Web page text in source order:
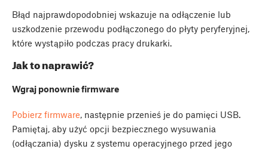
Błąd najprawdopodobniej wskazuje na odłączenie lub
uszkodzenie przewodu podłączonego do płyty peryferyjnej,
które wystąpiło podczas pracy drukarki.
Jak to naprawić?
Wgraj ponownie firmware
Pobierz firmware , następnie przenieś je do pamięci USB.
Pamiętaj, aby użyć opcji bezpiecznego wysuwania
(odłączania) dysku z systemu operacyjnego przed jego